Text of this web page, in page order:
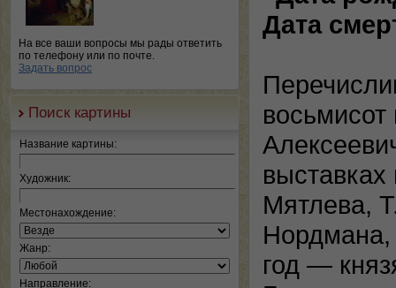
На все ваши вопросы мы рады ответить
по телефону или по почте.
Задать вопрос
Поиск картины
Название картины:
Художник:
Местонахождение:
Жанр:
Направление:
Дата
Мятлева,
Нордмана,
год —